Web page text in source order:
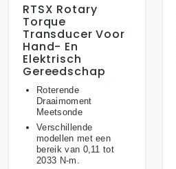
RTSX Rotary
Torque
Transducer Voor
Hand- En
Elektrisch
Gereedschap
Roterende
Draaimoment
Meetsonde
Verschillende
modellen met een
bereik van 0,11 tot
2033 N-m.